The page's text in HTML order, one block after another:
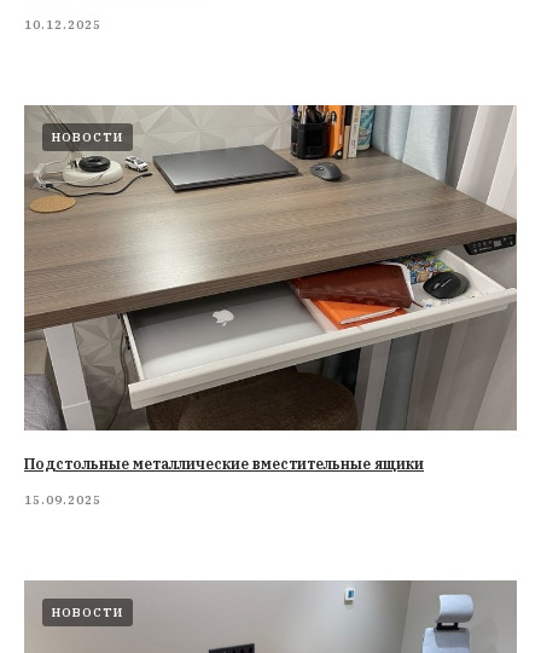
10.12.2025
НОВОСТИ
Подстольные металлические вместительные ящики
15.09.2025
НОВОСТИ